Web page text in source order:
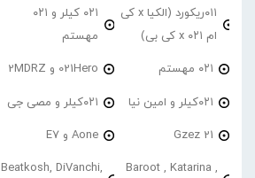
۰۱۱ریکورد (الکیا x کی
ام ۰۲۱ x کی بی)
۰۲۱ کیلر و ۰۲۱
مهستم
۰۲۱ مهستم 021Hero و 2MDRZ
۰۲۱کیلر و امین نیا ۰۲۱کیلر و مصی جی
21 Gzez Aone و E7
Baroot , Katarina ,
Beatkosh, DiVanchi,